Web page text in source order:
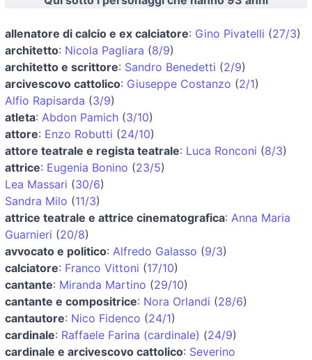
allenatore di calcio e ex calciatore: Gino Pivatelli (27/3)
architetto: Nicola Pagliara (8/9)
architetto e scrittore: Sandro Benedetti (2/9)
arcivescovo cattolico: Giuseppe Costanzo (2/1)
Alfio Rapisarda (3/9)
atleta: Abdon Pamich (3/10)
attore: Enzo Robutti (24/10)
attore teatrale e regista teatrale: Luca Ronconi (8/3)
attrice: Eugenia Bonino (23/5)
Lea Massari (30/6)
Sandra Milo (11/3)
attrice teatrale e attrice cinematografica: Anna Maria
Guarnieri (20/8)
avvocato e politico: Alfredo Galasso (9/3)
calciatore: Franco Vittoni (17/10)
cantante: Miranda Martino (29/10)
cantante e compositrice: Nora Orlandi (28/6)
cantautore: Nico Fidenco (24/1)
cardinale: Raffaele Farina (cardinale) (24/9)
cardinale e arcivescovo cattolico: Severino